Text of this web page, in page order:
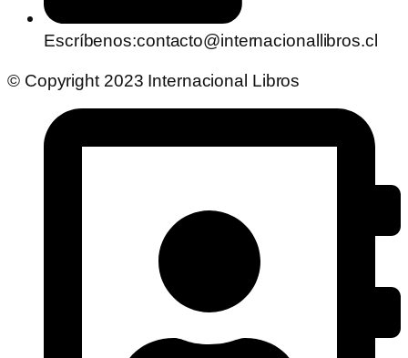
Escríbenos:contacto@internacionallibros.cl
© Copyright 2023 Internacional Libros